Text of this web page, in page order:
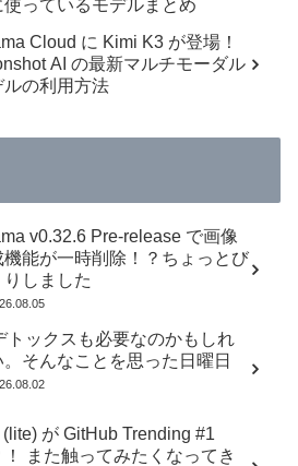
使っているモデルまとめ
Cloud に Kimi K3 が登場！
AI の最新マルチモーダル
ルの利用方法
v0.32.6 Pre-release で画像
機能が一時削除！？ちょっとび
りしました
トックスも必要なのかもしれ
。そんなことを思った日曜日
(lite) が GitHub Trending #1
！ また触ってみたくなってき